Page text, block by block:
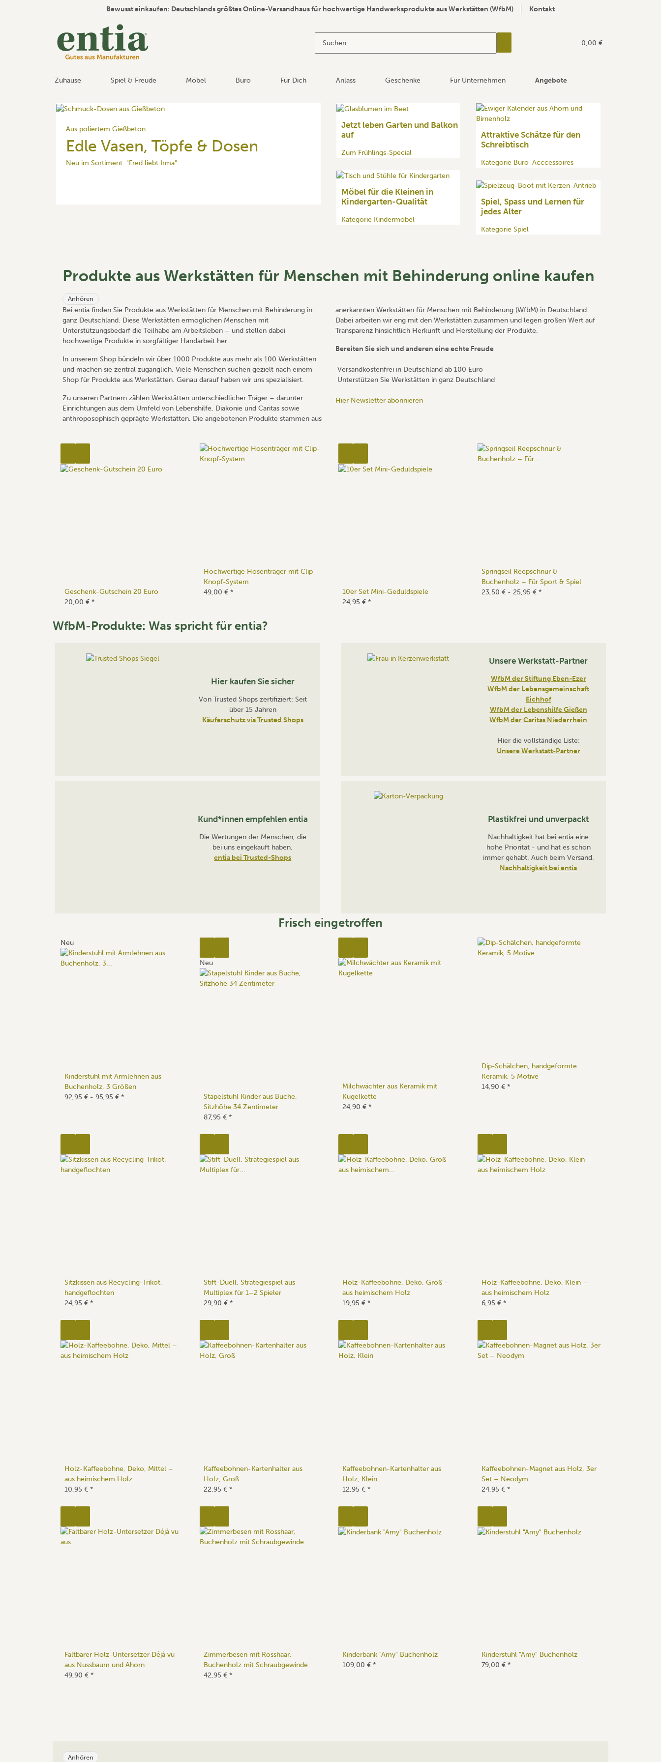
Bewusst einkaufen: Deutschlands größtes Online-Versandhaus für hochwertige Handwerksprodukte aus Werkstätten (WfbM) Kontakt
0,00 €
Zuhause Spiel & Freude Möbel Büro Für Dich Anlass Geschenke Für Unternehmen Angebote
Aus poliertem Gießbeton
Edle Vasen, Töpfe & Dosen
Neu im Sortiment: "Fred liebt Irma"
Jetzt leben Garten und Balkon
auf
Zum Frühlings-Special
Möbel für die Kleinen in
Kindergarten-Qualität
Kategorie Kindermöbel
Attraktive Schätze für den
Schreibtisch
Kategorie Büro-Acccessoires
Spiel, Spass und Lernen für
jedes Alter
Kategorie Spiel
Produkte aus Werkstätten für Menschen mit Behinderung online kaufen
Anhören
Bei entia finden Sie Produkte aus Werkstätten für Menschen mit Behinderung in
ganz Deutschland. Diese Werkstätten ermöglichen Menschen mit
Unterstützungsbedarf die Teilhabe am Arbeitsleben – und stellen dabei
hochwertige Produkte in sorgfältiger Handarbeit her.
In unserem Shop bündeln wir über 1000 Produkte aus mehr als 100 Werkstätten
und machen sie zentral zugänglich. Viele Menschen suchen gezielt nach einem
Shop für Produkte aus Werkstätten. Genau darauf haben wir uns spezialisiert.
Zu unseren Partnern zählen Werkstätten unterschiedlicher Träger – darunter
Einrichtungen aus dem Umfeld von Lebenshilfe, Diakonie und Caritas sowie
anthroposophisch geprägte Werkstätten. Die angebotenen Produkte stammen aus
anerkannten Werkstätten für Menschen mit Behinderung (WfbM) in Deutschland.
Dabei arbeiten wir eng mit den Werkstätten zusammen und legen großen Wert auf
Transparenz hinsichtlich Herkunft und Herstellung der Produkte.
Bereiten Sie sich und anderen eine echte Freude
Versandkostenfrei in Deutschland ab 100 Euro
Unterstützen Sie Werkstätten in ganz Deutschland
Hier Newsletter abonnieren
Geschenk-Gutschein 20 Euro
20,00 € *
Hochwertige Hosenträger mit Clip-
Knopf-System
49,00 € *
10er Set Mini-Geduldspiele
24,95 € *
Springseil Reepschnur &
Buchenholz – Für Sport & Spiel
23,50 € - 25,95 € *
WfbM-Produkte: Was spricht für entia?
Hier kaufen Sie sicher
Von Trusted Shops zertifiziert: Seit
über 15 Jahren
Käuferschutz via Trusted Shops
Unsere Werkstatt-Partner
WfbM der Stiftung Eben-Ezer
WfbM der Lebensgemeinschaft
Eichhof
WfbM der Lebenshilfe Gießen
WfbM der Caritas Niederrhein
Hier die vollständige Liste:
Unsere Werkstatt-Partner
Kund*innen empfehlen entia
Die Wertungen der Menschen, die
bei uns eingekauft haben.
entia bei Trusted-Shops
Plastikfrei und unverpackt
Nachhaltigkeit hat bei entia eine
hohe Priorität - und hat es schon
immer gehabt. Auch beim Versand.
Nachhaltigkeit bei entia
Frisch eingetroffen
Neu
Kinderstuhl mit Armlehnen aus
Buchenholz, 3 Größen
92,95 € - 95,95 € *
Neu
Stapelstuhl Kinder aus Buche,
Sitzhöhe 34 Zentimeter
87,95 € *
Milchwächter aus Keramik mit
Kugelkette
24,90 € *
Dip-Schälchen, handgeformte
Keramik, 5 Motive
14,90 € *
Sitzkissen aus Recycling-Trikot,
handgeflochten
24,95 € *
Stift-Duell, Strategiespiel aus
Multiplex für 1–2 Spieler
29,90 € *
Holz-Kaffeebohne, Deko, Groß –
aus heimischem Holz
19,95 € *
Holz-Kaffeebohne, Deko, Klein –
aus heimischem Holz
6,95 € *
Holz-Kaffeebohne, Deko, Mittel –
aus heimischem Holz
10,95 € *
Kaffeebohnen-Kartenhalter aus
Holz, Groß
22,95 € *
Kaffeebohnen-Kartenhalter aus
Holz, Klein
12,95 € *
Kaffeebohnen-Magnet aus Holz, 3er
Set – Neodym
24,95 € *
Faltbarer Holz-Untersetzer Déjà vu
aus Nussbaum und Ahorn
49,90 € *
Zimmerbesen mit Rosshaar,
Buchenholz mit Schraubgewinde
42,95 € *
Kinderbank "Amy" Buchenholz
109,00 € *
Kinderstuhl "Amy" Buchenholz
79,00 € *
Anhören